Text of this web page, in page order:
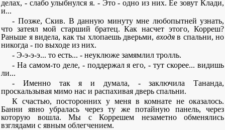
делах, - слабо улыбнулся я. - Это - одно из них. Ее зовут Клади,
и...
- Позже, Скив. В данную минуту мне любопытней узнать,
что затеял мой старший братец. Как насчет этого, Корреш?
Раньше я видела, как ты хлопаешь дверьми, входяв спальни, но
никогда - по выходе из них.
- Э-э-э-э... то есть... - неуклюже замямлил тролль.
- На самом-то деле, - поддержал я его, - тут скорее... видишь
ли...
- Именно так я и думала, - заключила Тананда,
проскальзывая мимо нас и распахивая дверь спальни.
К счастью, посторонних у меня в комнате не оказалось.
Банни явно убралась через ту же потайную панель, через
которую вошла. Мы с Коррешем незаметно обменялись
взглядами с явным облегчением.